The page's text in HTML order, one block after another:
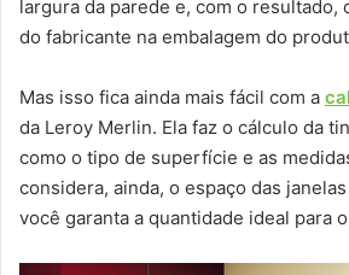
largura da parede e, com o resultado,
do fabricante na embalagem do
Mas isso fica ainda mais fácil com a
da Leroy Merlin. Ela faz o cálculo da
como o tipo de superfície e as
considera, ainda, o espaço das
você garanta a quantidade ideal para